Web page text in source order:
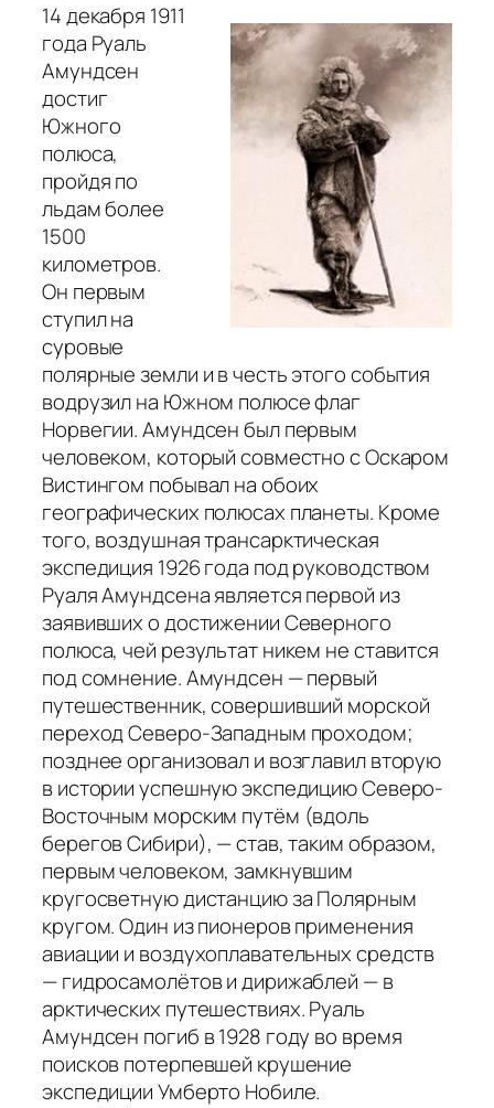
14 декабря 1911
года Руаль
Амундсен
достиг
Южного
полюса,
пройдя по
льдам более
1500
километров.
Он первым
ступил на
суровые
полярные земли и в честь этого события
водрузил на Южном полюсе флаг
Норвегии. Амундсен был первым
человеком, который совместно с Оскаром
Вистингом побывал на обоих
географических полюсах планеты. Кроме
того, воздушная трансарктическая
экспедиция 1926 года под руководством
Руаля Амундсена является первой из
заявивших о достижении Северного
полюса, чей результат никем не ставится
под сомнение. Амундсен — первый
путешественник, совершивший морской
переход Северо-Западным проходом;
позднее организовал и возглавил вторую
в истории успешную экспедицию Северо-
Восточным морским путём (вдоль
берегов Сибири), — став, таким образом,
первым человеком, замкнувшим
кругосветную дистанцию за Полярным
кругом. Один из пионеров применения
авиации и воздухоплавательных средств
— гидросамолётов и дирижаблей — в
арктических путешествиях. Руаль
Амундсен погиб в 1928 году во время
поисков потерпевшей крушение
экспедиции Умберто Нобиле.